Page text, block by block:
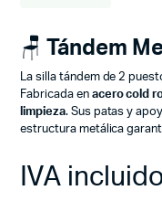
🪑 Tándem
La silla tándem de 2
Fabricada en acero cold
limpieza. Sus patas y
estructura metálica
IVA